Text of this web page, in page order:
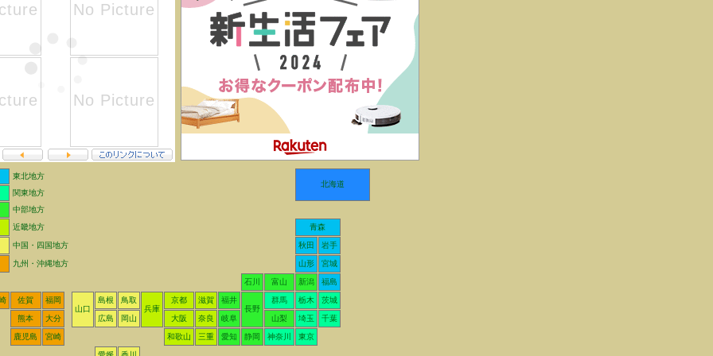
東北地方
北海道
関東地方
中部地方
近畿地方
青森
中国・四国地方 秋田 岩手
九州・沖縄地方 山形 宮城
石川 富山 新潟 福島
佐賀
福岡
山口
島根
鳥取
兵庫
京都 滋賀
福井
長野
群馬 栃木 茨城
熊本 大分 広島 岡山 大阪 奈良 岐阜 山梨 埼玉 千葉
鹿児島 宮崎 和歌山 三重 愛知 静岡 神奈川 東京